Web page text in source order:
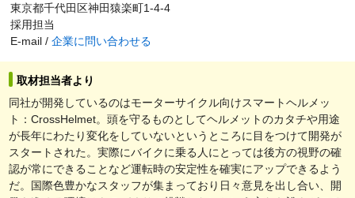
東京都千代田区神田猿楽町1-4-4
採用担当
E-mail / 企業に問い合わせる
取材担当者より
同社が開発しているのはモーターサイクル向けスマートヘルメッ
ト：CrossHelmet。頭を守るものとしてヘルメットのカタチや用途
が長年にわたり変化をしていないというところに目をつけて開発が
スタートされた。実際にバイクに乗る人にとっては後方の視野の確
認が常にできることなど運転時の安定性を確実にアップできるよう
だ。国際色豊かなスタッフが集まっており日々意見を出し合い、開